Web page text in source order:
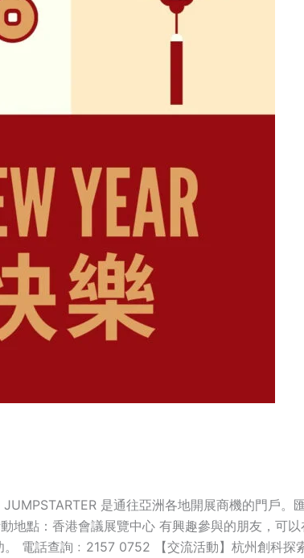
是通往亞洲各地開展商機的門戶。
地點：香港會議展覽中心 有興趣參與的朋友，可以
電話查詢﹕2157 0752 【交流活動】杭州創科探